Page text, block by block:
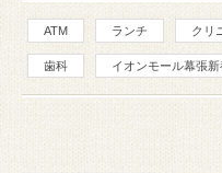
ATM ランチ クリ
歯科 イオンモール幕張